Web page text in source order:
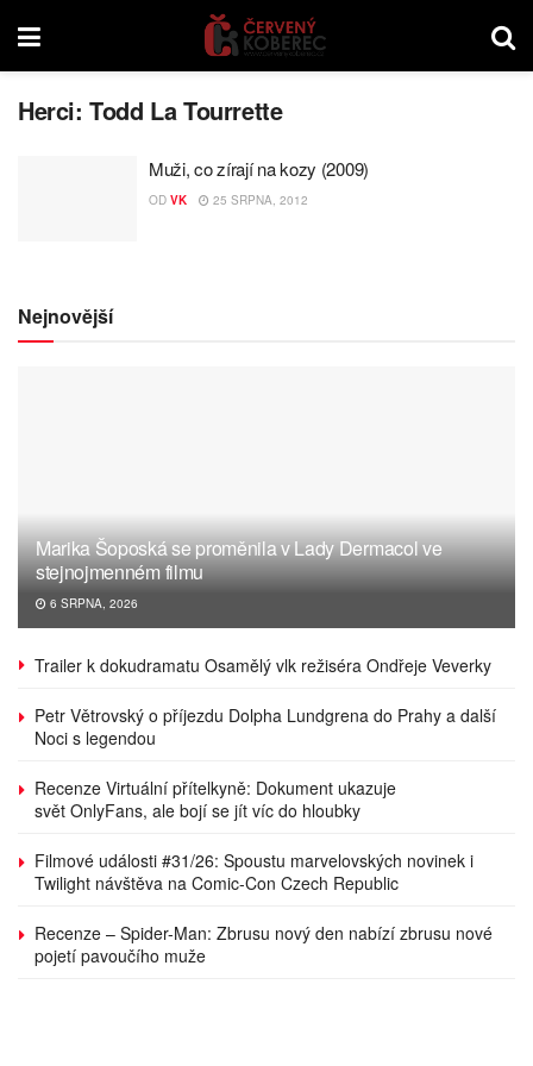
Herci:Todd La Tourrette
Muži, co zírají na kozy (2009)
OD VK 25 SRPNA, 2012
Nejnovější
Marika Šoposká se proměnila v Lady Dermacol ve
stejnojmenném filmu
6 SRPNA, 2026
Trailer k dokudramatu Osamělý vlk režiséra Ondřeje Veverky
Petr Větrovský o příjezdu Dolpha Lundgrena do Prahy a další
Noci s legendou
Recenze Virtuální přítelkyně: Dokument ukazuje
svět OnlyFans, ale bojí se jít víc do hloubky
Filmové události #31/26: Spoustu marvelovských novinek i
Twilight návštěva na Comic-Con Czech Republic
Recenze – Spider-Man: Zbrusu nový den nabízí zbrusu nové
pojetí pavoučího muže